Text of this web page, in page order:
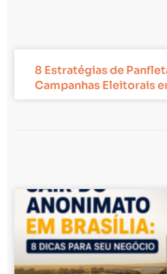
8 Estratégias de
Campanhas Eleitorais